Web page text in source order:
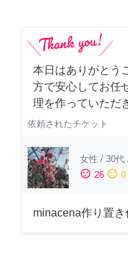
本日はありがとう
方で安心してお任
理を作っていただ
依頼されたチケット
女性 / 30代
sentiment_satisfied 26 sentiment_neutral 0
minacena作り置き